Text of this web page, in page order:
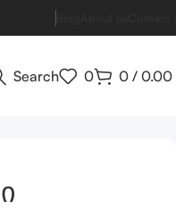
Search 0 0 / 0.00